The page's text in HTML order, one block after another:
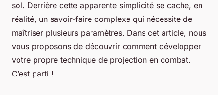
sol. Derrière cette apparente simplicité se cache, en
réalité, un savoir-faire complexe qui nécessite de
maîtriser plusieurs paramètres. Dans cet article, nous
vous proposons de découvrir comment développer
votre propre technique de projection en combat.
C’est parti !